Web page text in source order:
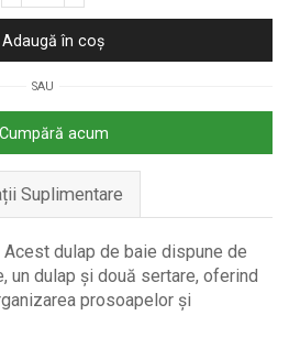
de
Baie
Lemn
cu
Rafturi
și
Sertare
15x33x136
cm
Adaugă în coș
SAU
Cumpără acum
Suplimentare
dulap de baie dispune de
un dulap și două sertare, oferind
prosoapelor și